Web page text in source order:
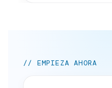
// EMPIEZA AHORA